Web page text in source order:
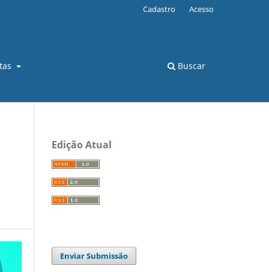
Buscar
Cadastro Acesso
Edição Atual
Enviar Submissão